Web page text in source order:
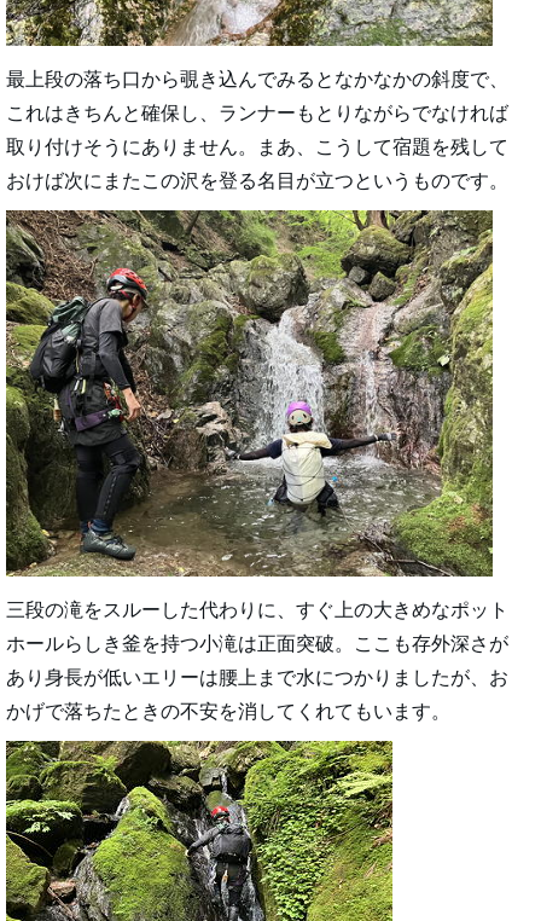
最上段の落ち口から覗き込んでみるとなかなかの斜度で、
これはきちんと確保し、ランナーもとりながらでなければ
取り付けそうにありません。まあ、こうして宿題を残して
おけば次にまたこの沢を登る名目が立つというものです。
三段の滝をスルーした代わりに、すぐ上の大きめなポット
ホールらしき釜を持つ小滝は正面突破。ここも存外深さが
あり身長が低いエリーは腰上まで水につかりましたが、お
かげで落ちたときの不安を消してくれてもいます。